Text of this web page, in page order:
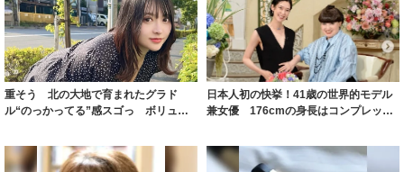
重そう 北の大地で育まれたグラド
ル“のっかってる”感スゴっ ボリュー
日本人初の快挙！41歳の世界的モデル
兼女優 176cmの身長はコンプレック